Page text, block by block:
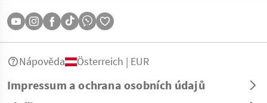
Impressum a ochrana osobních údajů
Nápověda Österreich | EUR